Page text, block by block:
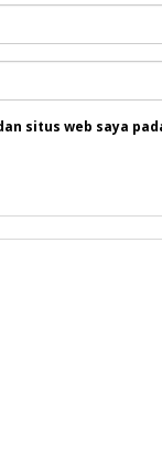
situs web saya